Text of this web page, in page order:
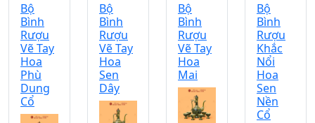
Bộ
Bình
Rượu
Vẽ Tay
Hoa
Phù
Dung
Cổ
Bộ
Bình
Rượu
Vẽ Tay
Hoa
Sen
Dây
Bộ
Bình
Rượu
Vẽ Tay
Hoa
Mai
Bộ
Bình
Rượu
Khắc
Nổi
Hoa
Sen
Nền
Cổ